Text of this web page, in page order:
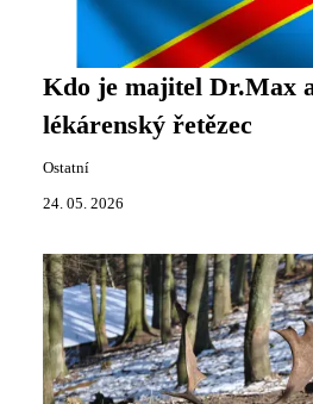
Kdo je majitel Dr.Max
lékárenský řetězec
Ostatní
24. 05. 2026